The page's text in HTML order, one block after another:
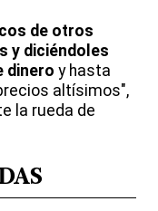
de otros
y diciéndoles
dinero y hasta
altísimos",
la rueda de